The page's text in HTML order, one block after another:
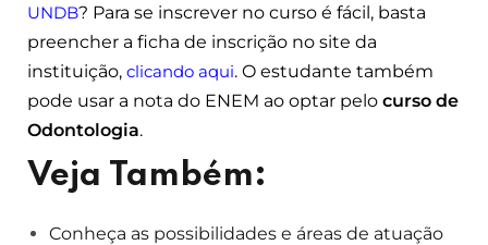
UNDB? Para se inscrever no curso é fácil, basta
preencher a ficha de inscrição no site da
instituição, clicando aqui. O estudante também
pode usar a nota do ENEM ao optar pelo curso de
Odontologia.
Veja Também:
Conheça as possibilidades e áreas de atuação